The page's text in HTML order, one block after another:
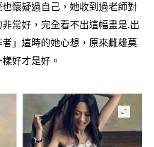
懷疑過自己 ， 她收到過老師對
非常好 ， 完全看不出這幅畫是.出
」這時的她心想 ， 原來雌雄莫
好才是好。